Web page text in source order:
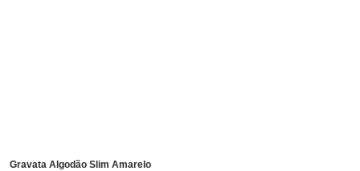
Gravata Algodão Slim Amarelo